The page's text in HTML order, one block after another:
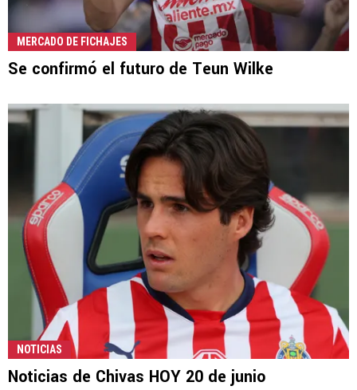
MERCADO DE FICHAJES
Se confirmó el futuro de Teun Wilke
NOTICIAS
Noticias de Chivas HOY 20 de junio